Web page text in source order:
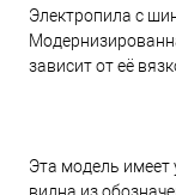
Электропила с
зависит от её
Эта модель